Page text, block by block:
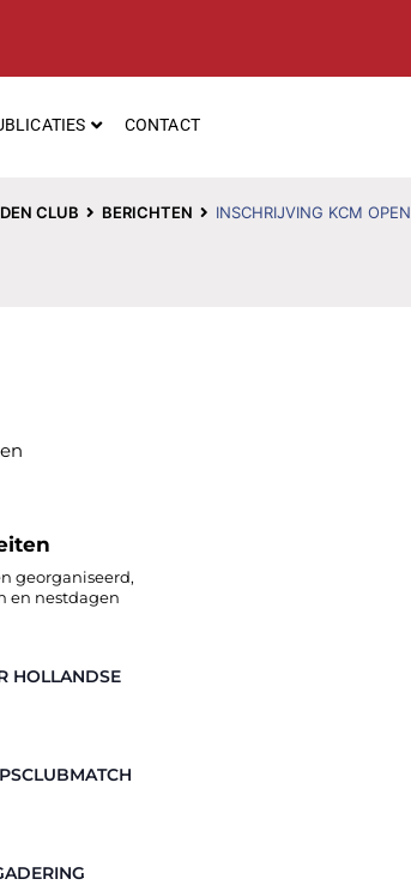
CONTACT
CLUB BERICHTEN INSCHRIJVING KCM OPEN
georganiseerd,
en nestdagen
HOLLANDSE